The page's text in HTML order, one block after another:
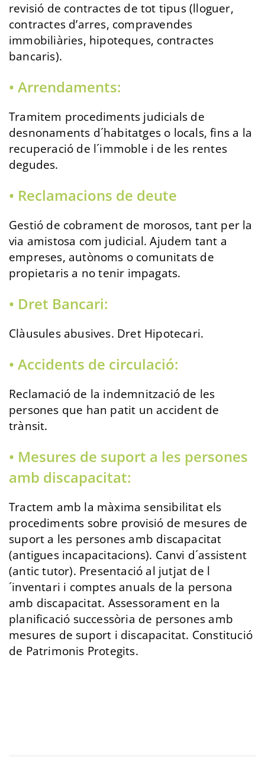
revisió de contractes de tot tipus (lloguer,
contractes d’arres, compravendes
immobiliàries, hipoteques, contractes
bancaris).
• Arrendaments:
Tramitem procediments judicials de
desnonaments d´habitatges o locals, fins a la
recuperació de l´immoble i de les rentes
degudes.
• Reclamacions de deute
Gestió de cobrament de morosos, tant per la
via amistosa com judicial. Ajudem tant a
empreses, autònoms o comunitats de
propietaris a no tenir impagats.
• Dret Bancari:
Clàusules abusives. Dret Hipotecari.
• Accidents de circulació:
Reclamació de la indemnització de les
persones que han patit un accident de
trànsit.
• Mesures de suport a les persones
amb discapacitat:
Tractem amb la màxima sensibilitat els
procediments sobre provisió de mesures de
suport a les persones amb discapacitat
(antigues incapacitacions). Canvi d´assistent
(antic tutor). Presentació al jutjat de l
´inventari i comptes anuals de la persona
amb discapacitat. Assessorament en la
planificació successòria de persones amb
mesures de suport i discapacitat. Constitució
de Patrimonis Protegits.